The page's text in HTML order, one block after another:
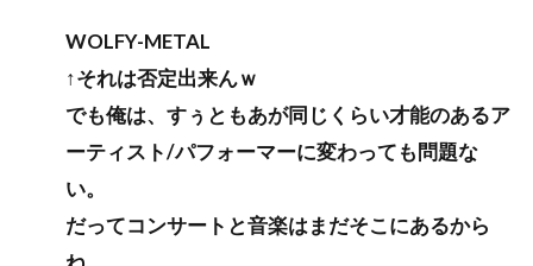
WOLFY-METAL
↑それは否定出来んｗ
でも俺は、すぅともあが同じくらい才能のあるア
ーティスト/パフォーマーに変わっても問題な
い。
だってコンサートと音楽はまだそこにあるから